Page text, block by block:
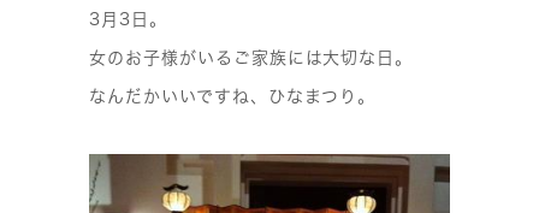
3月3日。
女のお子様がいるご家族には大切な日。
なんだかいいですね、ひなまつり。